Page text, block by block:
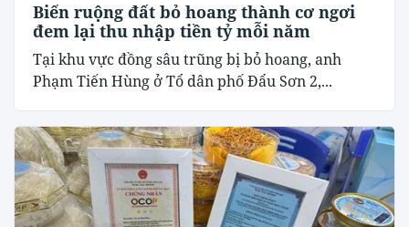
Biến ruộng đất bỏ hoang thành cơ ngơi
đem lại thu nhập tiền tỷ mỗi năm
Tại khu vực đồng sâu trũng bị bỏ hoang, anh
Phạm Tiến Hùng ở Tổ dân phố Đẩu Sơn 2,...